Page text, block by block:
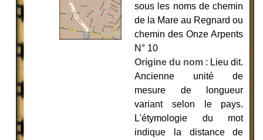
sous les noms de chemin
de la Mare au Regnard ou
chemin des Onze Arpents
N° 10
Origine du nom : Lieu dit.
Ancienne unité de
mesure de longueur
variant selon le pays.
L'étymologie du mot
indique la distance de